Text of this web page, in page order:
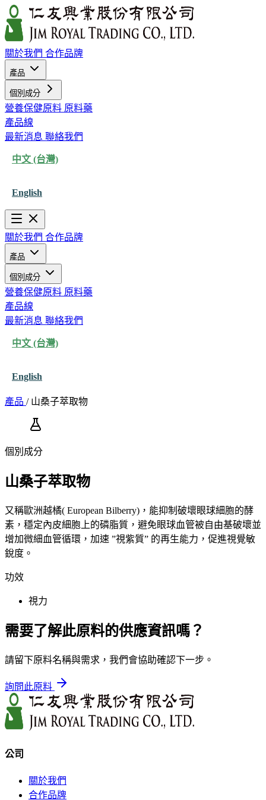
關於我們 合作品牌
產品
個別成分
營養保健原料 原料藥
產品線
最新消息 聯絡我們
中文 (台灣)
English
關於我們 合作品牌
產品
個別成分
營養保健原料 原料藥
產品線
最新消息 聯絡我們
中文 (台灣)
English
產品 / 山桑子萃取物
個別成分
山桑子萃取物
又稱歐洲越橘( European Bilberry)，能抑制破壞眼球細胞的酵
素，穩定內皮細胞上的磷脂質，避免眼球血管被自由基破壞並
增加微細血管循環，加速 ”視紫質” 的再生能力，促進視覺敏
銳度。
功效
視力
需要了解此原料的供應資訊嗎？
請留下原料名稱與需求，我們會協助確認下一步。
詢問此原料
公司
關於我們
合作品牌